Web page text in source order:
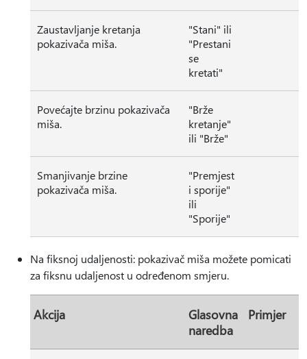
Zaustavljanje kretanja
pokazivača miša.
"Stani" ili
"Prestani
se
kretati"
Povećajte brzinu pokazivača
miša.
"Brže
kretanje"
ili "Brže"
Smanjivanje brzine
pokazivača miša.
"Premjest
i sporije"
ili
"Sporije"
Na fiksnoj udaljenosti: pokazivač miša možete pomicati
za fiksnu udaljenost u određenom smjeru.
Akcija
Glasovna
naredba
Primjer